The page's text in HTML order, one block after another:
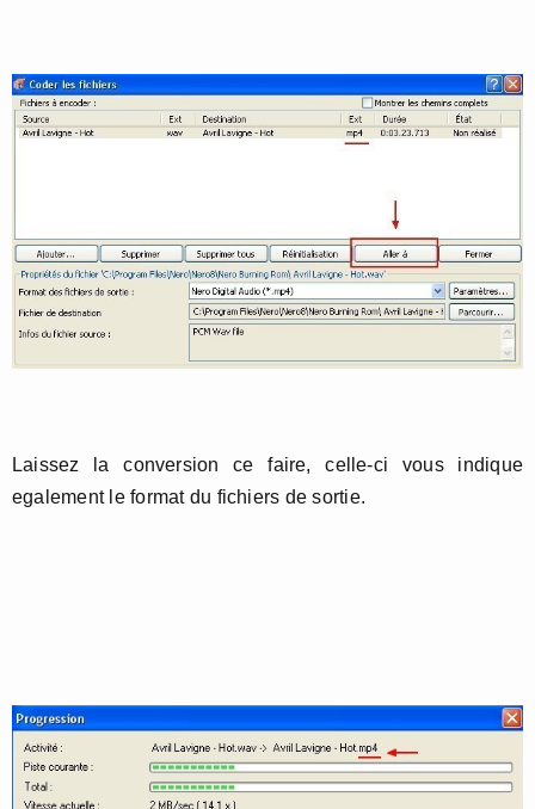
Laissez la conversion ce faire, celle-ci vous indique
egalement le format du fichiers de sortie.